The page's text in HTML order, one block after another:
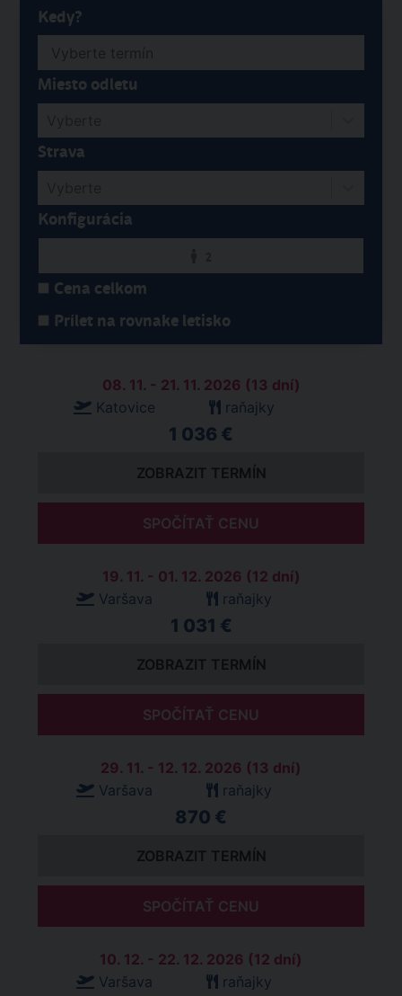
Kedy?
Miesto odletu
Strava
Konfigurácia
Cena celkom
Prílet na rovnake letisko
08. 11. - 21. 11. 2026 (13 dní)
Katovice
raňajky
1 036 €
ZOBRAZIT TERMÍN
SPOČÍTAŤ CENU
19. 11. - 01. 12. 2026 (12 dní)
Varšava
raňajky
1 031 €
ZOBRAZIT TERMÍN
SPOČÍTAŤ CENU
29. 11. - 12. 12. 2026 (13 dní)
Varšava
raňajky
870 €
ZOBRAZIT TERMÍN
SPOČÍTAŤ CENU
10. 12. - 22. 12. 2026 (12 dní)
Varšava
raňajky